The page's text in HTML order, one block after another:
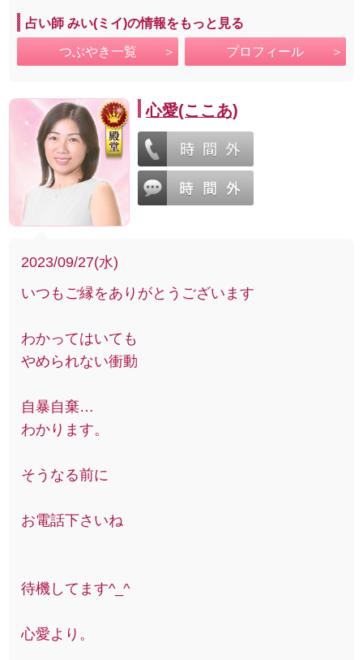
占い師 みい(ミイ)の情報をもっと見る
つぶやき一覧 プロフィール
心愛(ここあ)
2023/09/27(水)
いつもご縁をありがとうございます
わかってはいても
やめられない衝動
自暴自棄…
わかります。
そうなる前に
お電話下さいね
待機してます^_^
心愛より。